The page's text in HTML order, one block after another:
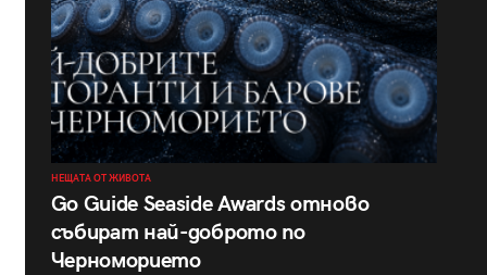
НЕЩАТА ОТ ЖИВОТА
Go Guide Seaside Awards отново
събират най-доброто по
Черноморието